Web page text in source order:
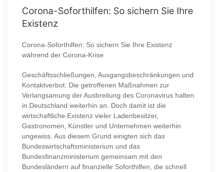
Corona-Soforthilfen: So sichern Sie Ihre
Existenz
Corona-Soforthilfen: So sichern Sie Ihre Existenz
während der Corona-Krise
Geschäftsschließungen, Ausgangsbeschränkungen und
Kontaktverbot: Die getroffenen Maßnahmen zur
Verlangsamung der Ausbreitung des Coronavirus halten
in Deutschland weiterhin an. Doch damit ist die
wirtschaftliche Existenz vieler Ladenbesitzer,
Gastronomen, Künstler und Unternehmen weiterhin
ungewiss. Aus diesem Grund einigten sich das
Bundeswirtschaftsministerium und das
Bundesfinanzministerium gemeinsam mit den
Bundesländern auf finanzielle Soforthilfen, die schnell